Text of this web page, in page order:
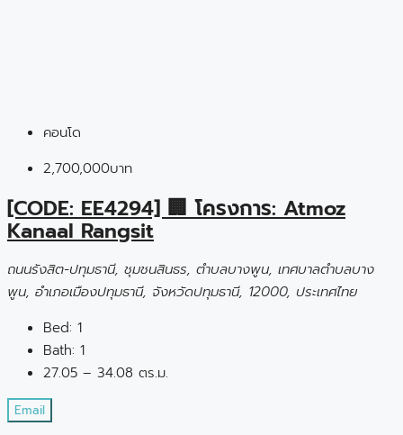
คอนโด
2,700,000บาท
[CODE: EE4294] 🏢 โครงการ: Atmoz
Kanaal Rangsit
ถนนรังสิต-ปทุมธานี, ชุมชนสินธร, ตำบลบางพูน, เทศบาลตำบลบาง
พูน, อำเภอเมืองปทุมธานี, จังหวัดปทุมธานี, 12000, ประเทศไทย
Bed: 1
Bath: 1
27.05 – 34.08 ตร.ม.
Email